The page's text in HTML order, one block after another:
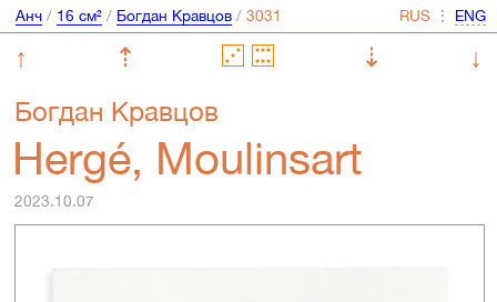
Анч/ 16 см²/ Богдан Кравцов/ ⋮
↑ ⇡ ⇣
↓
Богдан Кравцов
Hergé, Moulinsart
2023.10.07